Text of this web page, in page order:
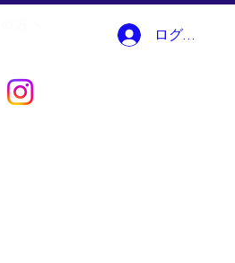
ログイン